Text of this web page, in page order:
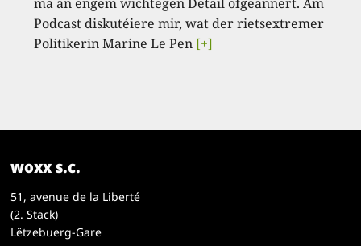
mä an engem wichtegen Detail ofgeännert. Am
Podcast diskutéiere mir, wat der rietsextremer
Politikerin Marine Le Pen [+]
woxx s.c.
51, avenue de la Liberté
(2. Stack)
Lëtzebuerg-Gare